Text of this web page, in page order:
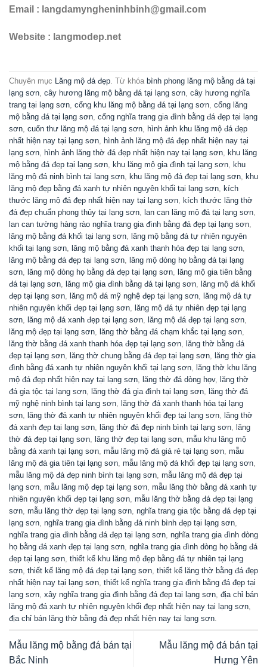
Email : langdamyngheninhbinh@gmail.com
Website : langmodep.net
Chuyên mục Lăng mộ đá đẹp . Từ khóa bình phong lăng mộ bằng đá tại
lạng sơn cây hương lăng mộ bằng đá tại lạng sơn cây hương nghĩa
trang tại lạng sơn cổng khu lăng mộ bằng đá tại lạng sơn cổng lăng
mộ bằng đá tại lạng sơn cổng nghĩa trang gia đình bằng đá đẹp tại lạng
sơn cuốn thư lăng mộ đá tại lạng sơn
hình ảnh khu lăng mộ đá đẹp
nhất hiện nay tại lạng sơn
hình ảnh lăng mộ đá đẹp nhất hiện nay tại
lạng sơn
hình ảnh lăng thờ đá đẹp nhất hiện nay tại lạng sơn
khu lăng
mộ bằng đá đẹp tại lạng sơn
khu lăng mộ gia đình tại lạng sơn
khu
lăng mộ đá ninh bình tại lạng sơn
khu lăng mộ đá đẹp tại lạng sơn
khu
lăng mộ đẹp bằng đá xanh tự nhiên nguyên khối tại lạng sơn
kích
thước lăng mộ đá đẹp nhất hiện nay tại lạng sơn
kích thước lăng thờ
đá đẹp chuẩn phong thủy tại lạng sơn
lan can lăng mộ đá tại lạng sơn
lan can tường hàng rào nghĩa trang gia đình bằng đá đẹp tại lạng sơn
lăng mộ bằng đá khối tại lạng sơn
lăng mộ bằng đá tự nhiên nguyên
khối tại lạng sơn
lăng mộ bằng đá xanh thanh hóa đẹp tại lạng sơn
lăng mộ bằng đá đẹp tại lạng sơn
lăng mộ dòng họ bằng đá tại lạng
sơn
lăng mộ dòng họ bằng đá đẹp tại lạng sơn
lăng mộ gia tiên bằng
đá tại lạng sơn
lăng mộ gia đình bằng đá tại lạng sơn
lăng mộ đá khối
đẹp tại lạng sơn
lăng mộ đá mỹ nghệ đẹp tại lạng sơn
lăng mộ đá tự
nhiên nguyên khối đẹp tại lạng sơn
lăng mộ đá tự nhiên đẹp tại lạng
sơn
lăng mộ đá xanh đẹp tại lạng sơn lăng mộ đá đẹp tại lạng sơn
lăng mộ đẹp tại lạng sơn
lăng thờ bằng đá chạm khắc tại lạng sơn
lăng thờ bằng đá xanh thanh hóa đẹp tại lạng sơn
lăng thờ bằng đá
đẹp tại lạng sơn
lăng thờ chung bằng đá đẹp tại lạng sơn
lăng thờ gia
đình bằng đá xanh tự nhiên nguyên khối tại lạng sơn
lăng thờ khu lăng
mộ đá đẹp nhất hiện nay tại lạng sơn
lăng thờ đá dòng họv,
lăng thờ
đá gia tộc tại lạng sơn
lăng thờ đá gia đình tại lạng sơn
lăng thờ đá
mỹ nghệ ninh bình tại lạng sơn
lăng thờ đá xanh thanh hóa tại lạng
sơn
lăng thờ đá xanh tự nhiên nguyên khối đẹp tại lạng sơn
lăng thờ
đá xanh đẹp tại lạng sơn
lăng thờ đá đẹp ninh bình tại lạng sơn
lăng
thờ đá đẹp tại lạng sơn
lăng thờ đẹp tại lạng sơn mẫu khu lăng mộ
bằng đá xanh tại lạng sơn mẫu lăng mộ đá giá rẻ tại lạng sơn mẫu
lăng mộ đá gia tiên tại lạng sơn mẫu lăng mộ đá khối đẹp tại lạng sơn
mẫu lăng mộ đá đẹp ninh bình tại lạng sơn mẫu lăng mộ đá đẹp tại
lạng sơn mẫu lăng mộ đẹp tại lạng sơn mẫu lăng thờ bằng đá xanh tự
nhiên nguyên khối đẹp tại lạng sơn mẫu lăng thờ bằng đá đẹp tại lạng
sơn mẫu lăng thờ đẹp tại lạng sơn nghĩa trang gia tộc bằng đá đẹp tại
lạng sơn nghĩa trang gia đình bằng đá ninh bình đẹp tại lạng sơn
nghĩa trang gia đình bằng đá đẹp tại lạng sơn nghĩa trang gia đình dòng
họ bằng đá xanh đẹp tại lạng sơn nghĩa trang gia đình dòng họ bằng đá
đẹp tại lạng sơn thiết kế khu lăng mộ đẹp bằng đá tự nhiên tại lạng
sơn thiết kế lăng mộ đá đẹp tại lạng sơn thiết kế lăng thờ bằng đá đẹp
nhất hiện nay tại lạng sơn thiết kế nghĩa trang gia đình bằng đá đẹp tại
lạng sơn xây nghĩa trang gia đình bằng đá đẹp tại lạng sơn địa chỉ bán
lăng mộ đá xanh tự nhiên nguyên khối đẹp nhất hiện nay tại lạng sơn
địa chỉ bán lăng thờ bằng đá đẹp nhất hiện nay tại lạng sơn
Mẫu lăng mộ bằng đá bán tại
Bắc Ninh
Mẫu lăng mộ đá bán tại
Hưng Yên